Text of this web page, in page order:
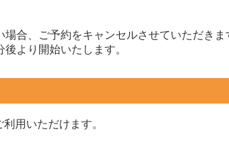
合、ご予約をキャンセルさせていただきま
より開始いたします。
用いただけます。